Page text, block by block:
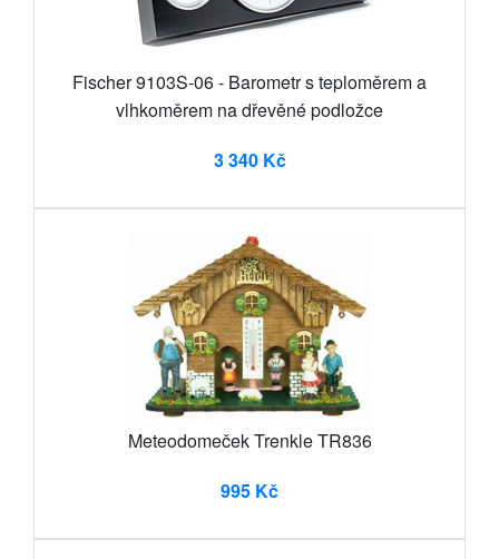
Fischer 9103S-06 - Barometr s teploměrem a
vlhkoměrem na dřevěné podložce
3 340 Kč
Meteodomeček Trenkle TR836
995 Kč